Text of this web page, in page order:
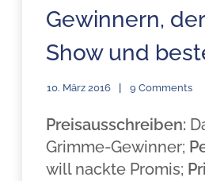
Gewinnern,
Show und
10. März 2016 9 Comments
Preisausschreiben:
Grimme-Gewinner;
will nackte Promis;